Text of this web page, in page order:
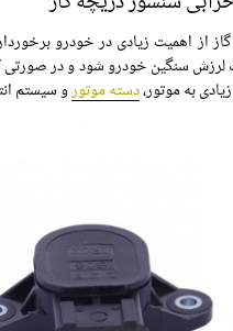
از اهمیت زیادی در خودرو
لرزش سنگین خودرو شود و در
به موتور،دسته موتورو سیستم